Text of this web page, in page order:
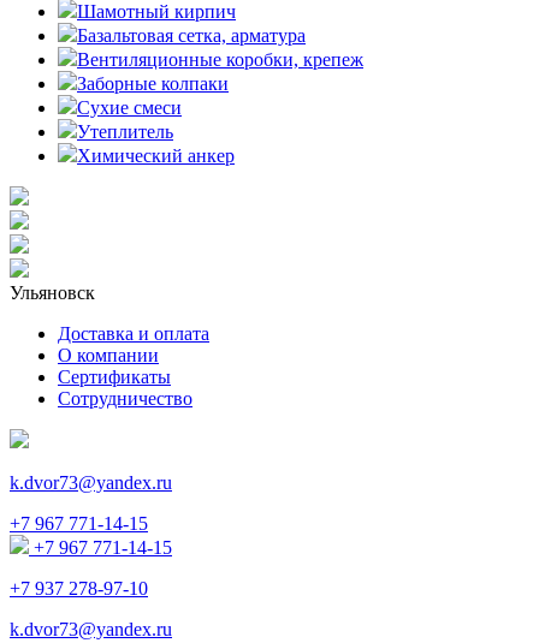
Шамотный кирпич
Базальтовая сетка, арматура
Вентиляционные коробки, крепеж
Заборные колпаки
Сухие смеси
Утеплитель
Химический анкер
Ульяновск
Доставка и оплата
О компании
Сертификаты
Сотрудничество
k.dvor73@yandex.ru
+7 967 771-14-15
+7 967 771-14-15
+7 937 278-97-10
k.dvor73@yandex.ru